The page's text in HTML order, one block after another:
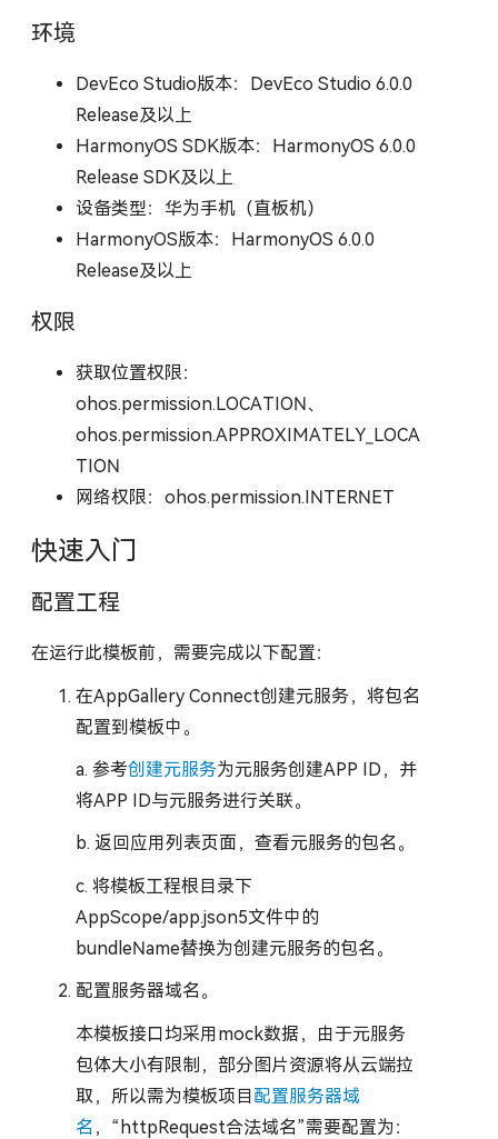
环境
DevEco Studio版本：DevEco Studio 6.0.0
Release及以上
HarmonyOS SDK版本：HarmonyOS 6.0.0
Release SDK及以上
设备类型：华为手机（直板机）
HarmonyOS版本：HarmonyOS 6.0.0
Release及以上
权限
获取位置权限：
ohos.permission.LOCATION、
ohos.permission.APPROXIMATELY_LOCA
TION
网络权限：ohos.permission.INTERNET
快速入门
配置工程
在运行此模板前，需要完成以下配置：
在AppGallery Connect创建元服务，将包名
配置到模板中。
a. 参考创建元服务为元服务创建APP ID，并
将APP ID与元服务进行关联。
b. 返回应用列表页面，查看元服务的包名。
c. 将模板工程根目录下
AppScope/app.json5文件中的
bundleName替换为创建元服务的包名。
配置服务器域名。
本模板接口均采用mock数据，由于元服务
包体大小有限制，部分图片资源将从云端拉
取，所以需为模板项目配置服务器域
名 ，“httpRequest合法域名”需要配置为：